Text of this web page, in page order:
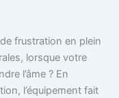
frustration en plein
lorsque votre
l’âme ? En
l’équipement fait